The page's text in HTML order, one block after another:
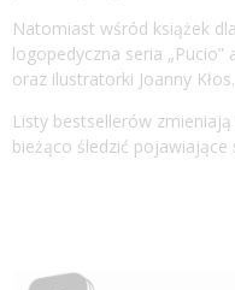
Natomiast wśród książek
logopedyczna seria
oraz ilustratorki Joanny Kłos.
Listy bestsellerów
bieżąco śledzić pojawiające